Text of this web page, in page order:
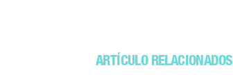
ARTÍCULO RELACIONADOS